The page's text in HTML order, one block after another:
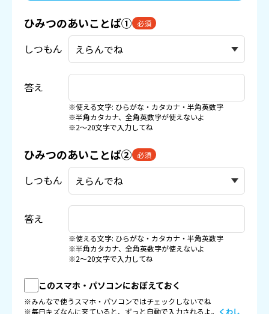
ひみつのあいことば① 必須
しつもん
答え
※使える文字: ひらがな・カタカナ・半角英数字
※半角カタカナ、全角英数字が使えないよ
※2〜20文字で入力してね
ひみつのあいことば② 必須
しつもん
答え
※使える文字: ひらがな・カタカナ・半角英数字
※半角カタカナ、全角英数字が使えないよ
※2〜20文字で入力してね
このスマホ・パソコンにおぼえておく
※みんなで使うスマホ・パソコンではチェックしないでね
※毎日キズなんに来ていると、ずっと自動で入力されるよ。 くわし